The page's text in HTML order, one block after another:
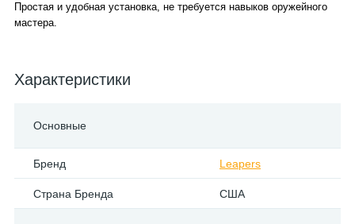
Простая и удобная установка, не требуется навыков оружейного
мастера.
Характеристики
Основные
Бренд Leapers
Страна Бренда США